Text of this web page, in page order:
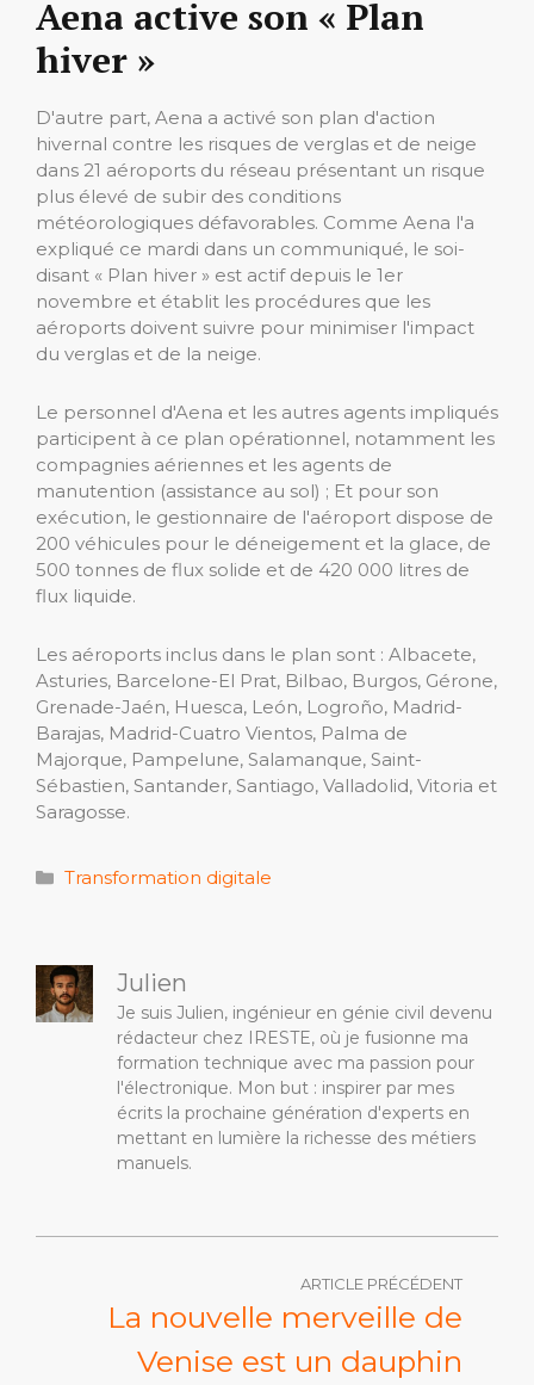
Aena active son « Plan
hiver »
D'autre part, Aena a activé son plan d'action
hivernal contre les risques de verglas et de neige
dans 21 aéroports du réseau présentant un risque
plus élevé de subir des conditions
météorologiques défavorables. Comme Aena l'a
expliqué ce mardi dans un communiqué, le soi-
disant « Plan hiver » est actif depuis le 1er
novembre et établit les procédures que les
aéroports doivent suivre pour minimiser l'impact
du verglas et de la neige.
Le personnel d'Aena et les autres agents impliqués
participent à ce plan opérationnel, notamment les
compagnies aériennes et les agents de
manutention (assistance au sol) ; Et pour son
exécution, le gestionnaire de l'aéroport dispose de
200 véhicules pour le déneigement et la glace, de
500 tonnes de flux solide et de 420 000 litres de
flux liquide.
Les aéroports inclus dans le plan sont : Albacete,
Asturies, Barcelone-El Prat, Bilbao, Burgos, Gérone,
Grenade-Jaén, Huesca, León, Logroño, Madrid-
Barajas, Madrid-Cuatro Vientos, Palma de
Majorque, Pampelune, Salamanque, Saint-
Sébastien, Santander, Santiago, Valladolid, Vitoria et
Saragosse.
Catégories
Transformation digitale
Julien
Je suis Julien, ingénieur en génie civil devenu
rédacteur chez IRESTE, où je fusionne ma
formation technique avec ma passion pour
l'électronique. Mon but : inspirer par mes
écrits la prochaine génération d'experts en
mettant en lumière la richesse des métiers
manuels.
ARTICLE PRÉCÉDENT
La nouvelle merveille de
Venise est un dauphin